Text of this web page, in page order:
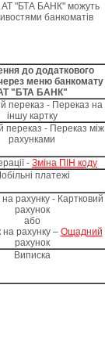
АТ "БТА БАНК" можуть
банкоматів
до додаткового
меню банкомату
"БТА БАНК"
переказ - Переказ на
іншу картку
переказ - Переказ між
рахунками
- Зміна ПІН коду
платежі
рахунку - Картковий
рахунок
або
рахунку – Ощадний
рахунок
Виписка